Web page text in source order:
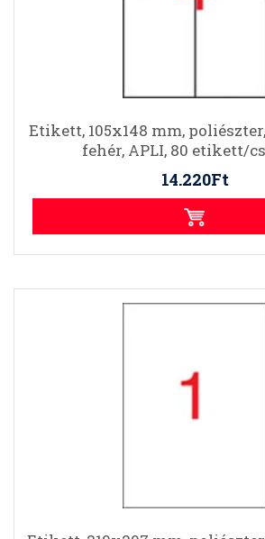
Etikett, 105x148 mm,
fehér, APLI, 80 etikett/
14.220Ft